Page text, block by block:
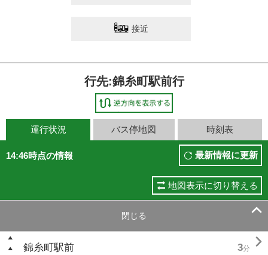
接近
行先:錦糸町駅前行
運行状況 バス停地図 時刻表
14:46時点の情報 最新情報に更新
地図表示に切り替える
閉じる 
錦糸町駅前 3分 